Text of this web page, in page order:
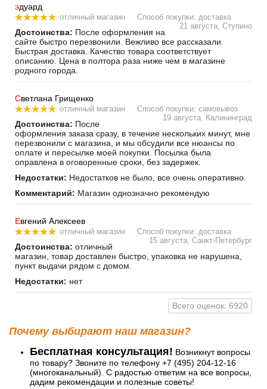
эдуард
отличный магазин
Способ покупки: доставка
21 августа, Ступино
Достоинства: После оформления на
сайте быстро перезвонили. Вежливо все рассказали.
Быстрая доставка. Качество товара соответствует
описанию. Цена в полтора раза ниже чем в магазине
родного города.
Светлана Грищенко
отличный магазин
Способ покупки: самовывоз
19 августа, Калининград
Достоинства: После
оформления заказа сразу, в течение нескольких минут, мне
перезвонили с магазина, и мы обсудили все нюансы по
оплате и пересылке моей покупки. Посылка была
оправлена в оговоренные сроки, без задержек.
Недостатки: Недостатков не было, все очень оперативно.
Комментарий: Магазин однозначно рекомендую
Евгений Алексеев
отличный магазин
Способ покупки: доставка
15 августа, Санкт-Петербург
Достоинства: отличный
магазин, товар доставлен быстро, упаковка не нарушена,
пункт выдачи рядом с домом.
Недостатки: нет
Всего оценок: 6920
Почему выбирают наш магазин?
Бесплатная консультация! Возникнут вопросы
по товару? Звоните по телефону +7 (495) 204-12-16
(многоканальный). С радостью ответим на все вопросы,
дадим рекомендации и полезные советы!